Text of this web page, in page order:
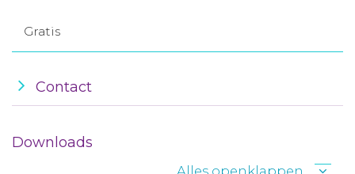
Gratis
Contact
Downloads
Alles openklappen